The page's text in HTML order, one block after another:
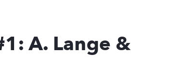
A. Lange &